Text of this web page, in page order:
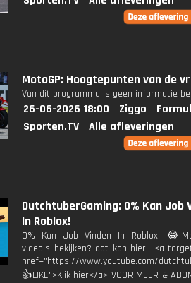
MotoGP: Hoogtepunten van de
Van dit programma is geen informatie
26-06-2026 18:00 Ziggo
Sporten.TV
Alle afleveringen
DutchtuberGaming: 0% Kan Job
In Roblox!
0% Kan Job Vinden In Roblox!
video's bekijken? dat kan hier!: <a
href="https://www.youtube.com/
👍LIKE">Klik hier</a> VOOR MEER &